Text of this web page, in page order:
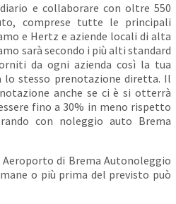
e collaborare con oltre 550
comprese tutte le principali
e Hertz e aziende locali di alta
sarà secondo i più alti standard
da ogni azienda così la tua
lo stesso prenotazione diretta. Il
anche se ci è si otterrà
fino a 30% in meno rispetto
con noleggio auto Brema
di Brema Autonoleggio
o più prima del previsto può